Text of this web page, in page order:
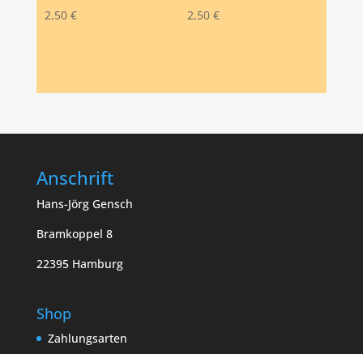
2,50 € 2,50 €
Anschrift
Hans-Jörg Gensch
Bramkoppel 8
22395 Hamburg
Shop
Zahlungsarten